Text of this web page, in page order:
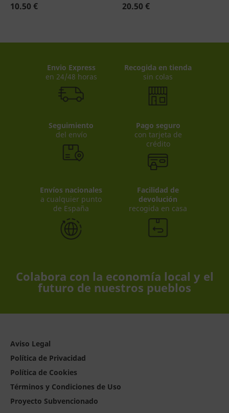
10.50 €
20.50 €
Envio Express
en 24/48 horas
Recogida en tienda
sin colas
Seguimiento
del envío
Pago seguro
con tarjeta de
crédito
Envíos nacionales
a cualquier punto
de España
Facilidad de
devolución
recogida en casa
Colabora con la economía local y el
futuro de nuestros pueblos
Aviso Legal
Política de Privacidad
Política de Cookies
Términos y Condiciones de Uso
Proyecto Subvencionado